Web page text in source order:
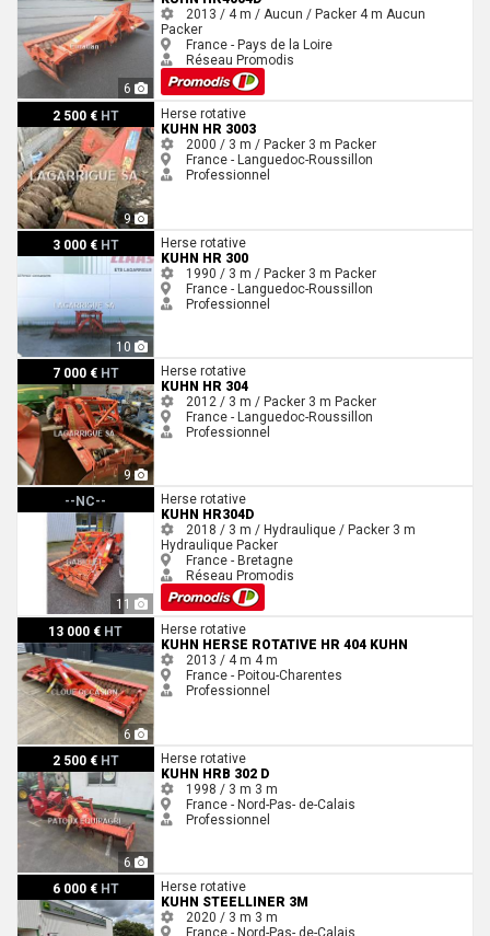
6
2013 / 4 m / Aucun / Packer 4 m Aucun
Packer
France - Pays de la Loire
Réseau Promodis
2 500 € HT
9
Kuhn Hr 3003
Herse rotative
KUHN HR 3003
2000 / 3 m / Packer 3 m Packer
France - Languedoc-Roussillon
Professionnel
3 000 € HT
10
Kuhn HR 300
Herse rotative
KUHN HR 300
1990 / 3 m / Packer 3 m Packer
France - Languedoc-Roussillon
Professionnel
7 000 € HT
9
Kuhn HR 304
Herse rotative
KUHN HR 304
2012 / 3 m / Packer 3 m Packer
France - Languedoc-Roussillon
Professionnel
--NC--
11
Kuhn HR304D
Herse rotative
KUHN HR304D
2018 / 3 m / Hydraulique / Packer 3 m
Hydraulique Packer
France - Bretagne
Réseau Promodis
13 000 € HT
6
Kuhn Herse rotative HR 404 Kuhn
Herse rotative
KUHN HERSE ROTATIVE HR 404 KUHN
2013 / 4 m 4 m
France - Poitou-Charentes
Professionnel
2 500 € HT
6
Kuhn HRB 302 D
Herse rotative
KUHN HRB 302 D
1998 / 3 m 3 m
France - Nord-Pas- de-Calais
Professionnel
6 000 € HT
Kuhn STEELLINER 3M
Herse rotative
KUHN STEELLINER 3M
2020 / 3 m 3 m
France - Nord-Pas- de-Calais